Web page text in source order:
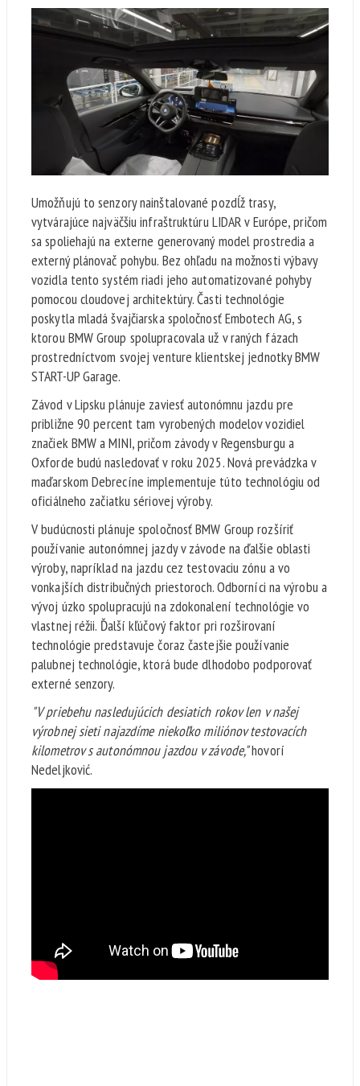
Umožňujú to senzory nainštalované pozdĺž trasy,
vytvárajúce najväčšiu infraštruktúru LIDAR v Európe, pričom
sa spoliehajú na externe generovaný model prostredia a
externý plánovač pohybu. Bez ohľadu na možnosti výbavy
vozidla tento systém riadi jeho automatizované pohyby
pomocou cloudovej architektúry. Časti technológie
poskytla mladá švajčiarska spoločnosť Embotech AG, s
ktorou BMW Group spolupracovala už v raných fázach
prostredníctvom svojej venture klientskej jednotky BMW
START-UP Garage.
Závod v Lipsku plánuje zaviesť autonómnu jazdu pre
približne 90 percent tam vyrobených modelov vozidiel
značiek BMW a MINI, pričom závody v Regensburgu a
Oxforde budú nasledovať v roku 2025. Nová prevádzka v
maďarskom Debrecíne implementuje túto technológiu od
oficiálneho začiatku sériovej výroby.
V budúcnosti plánuje spoločnosť BMW Group rozšíriť
používanie autonómnej jazdy v závode na ďalšie oblasti
výroby, napríklad na jazdu cez testovaciu zónu a vo
vonkajších distribučných priestoroch. Odborníci na výrobu a
vývoj úzko spolupracujú na zdokonalení technológie vo
vlastnej réžii. Ďalší kľúčový faktor pri rozširovaní
technológie predstavuje čoraz častejšie používanie
palubnej technológie, ktorá bude dlhodobo podporovať
externé senzory.
"V priebehu nasledujúcich desiatich rokov len v našej
výrobnej sieti najazdíme niekoľko miliónov testovacích
kilometrov s autonómnou jazdou v závode,"hovorí
Nedeljković.